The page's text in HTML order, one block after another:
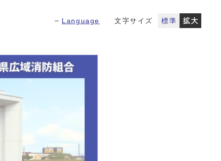
Language 文字サイズ 標準 拡大